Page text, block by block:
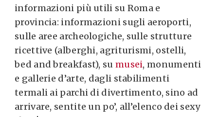
informazioni più utili su Roma e
provincia: informazioni sugli aeroporti,
sulle aree archeologiche, sulle strutture
ricettive (alberghi, agriturismi, ostelli,
bed and breakfast), su musei, monumenti
e gallerie d’arte, dagli stabilimenti
termali ai parchi di divertimento, sino ad
arrivare, sentite un po’, all’elenco dei sexy